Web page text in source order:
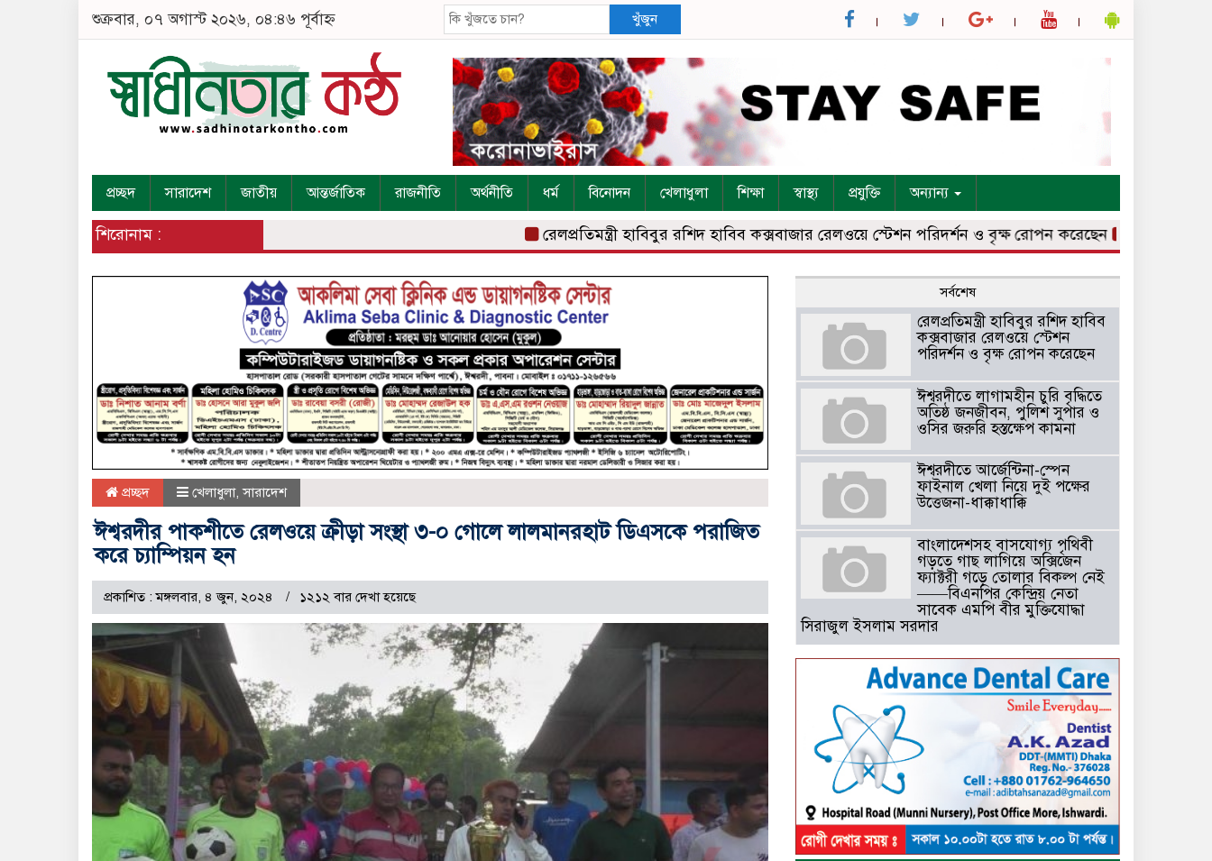
শুক্রবার, ০৭ অগাস্ট ২০২৬, ০৪:৪৬ পূর্বাহ্ন খুঁজুন
প্রচ্ছদ সারাদেশ জাতীয় আন্তর্জাতিক রাজনীতি অর্থনীতি ধর্ম বিনোদন খেলাধুলা শিক্ষা স্বাস্থ্য প্রযুক্তি অন্যান্য
শিরোনাম : রেলপ্রতিমন্ত্রী হাবিবুর রশিদ হাবিব কক্সবাজার রেলওয়ে স্টেশন পরিদর্শন ও বৃক্ষ রোপন করেছেন ঈশ্বরদীতে
প্রচ্ছদ খেলাধুলা,সারাদেশ
ঈশ্বরদীর পাকশীতে রেলওয়ে ক্রীড়া সংস্থা ৩-০ গোলে লালমানরহাট ডিএসকে পরাজিত
করে চ্যাম্পিয়ন হন
প্রকাশিত : মঙ্গলবার, ৪ জুন, ২০২৪ ১২১২ বার দেখা হয়েছে
সর্বশেষ
রেলপ্রতিমন্ত্রী হাবিবুর রশিদ হাবিব
কক্সবাজার রেলওয়ে স্টেশন
পরিদর্শন ও বৃক্ষ রোপন করেছেন
ঈশ্বরদীতে লাগামহীন চুরি বৃদ্ধিতে
অতিষ্ঠ জনজীবন, পুলিশ সুপার ও
ওসির জরুরি হস্তক্ষেপ কামনা ​
ঈশ্বরদীতে আর্জেন্টিনা-স্পেন
ফাইনাল খেলা নিয়ে দুই পক্ষের
উত্তেজনা-ধাক্কাধাক্কি
বাংলাদেশসহ বাসযোগ্য পৃথিবী
গড়তে গাছ লাগিয়ে অক্সিজেন
ফ্যাক্টরী গড়ে তোলার বিকল্প নেই
——বিএনপির কেন্দ্রিয় নেতা
সাবেক এমপি বীর মুক্তিযোদ্ধা
সিরাজুল ইসলাম সরদার
আটঘরিয়ায় বিএনপি নেতার ভাতিজাকে ছাত্রলীগের সাধারণ সম্পাদক
​​অবৈধ অর্থ বা পেশীশক্তি না থাকলে
রাজনীতিতে টিকে থাকার একমাত্র
উপায় হলো “জনসম্পৃক্ততা ও
নৈতিকতা——বিএনপির কেন্দ্রিয়
নেতা সিরাজুল ইসলাম সরদার